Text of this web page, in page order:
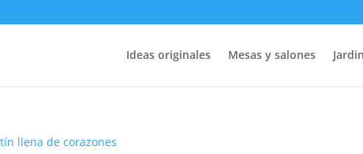
Ideas originales Mesas y salones